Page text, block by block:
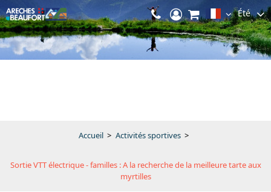
Été
Accueil > Activités sportives >
Sortie VTT électrique - familles : A la recherche de la meilleure tarte aux
myrtilles